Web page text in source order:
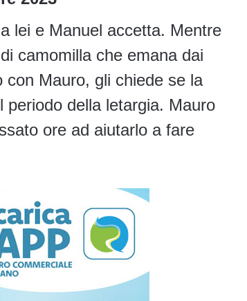
lei e Manuel accetta. Mentre
camomilla che emana dai
Mauro, gli chiede se la
della letargia. Mauro
ore ad aiutarlo a fare